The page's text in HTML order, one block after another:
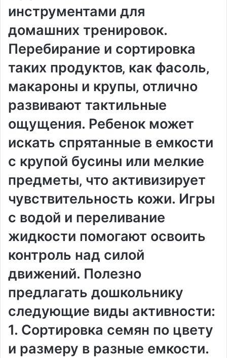
инструментами для
домашних тренировок.
Перебирание и сортировка
таких продуктов‚ как фасоль‚
макароны и крупы‚ отлично
развивают тактильные
ощущения. Ребенок может
искать спрятанные в емкости
с крупой бусины или мелкие
предметы‚ что активизирует
чувствительность кожи. Игры
с водой и переливание
жидкости помогают освоить
контроль над силой
движений. Полезно
предлагать дошкольнику
следующие виды активности:
1. Сортировка семян по цвету
и размеру в разные емкости.